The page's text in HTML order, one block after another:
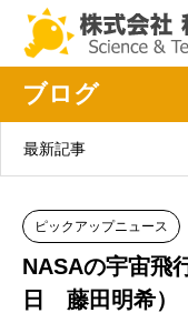
ブログ
最新記事
ピックアップニュース
NASAの宇宙飛
日 藤田明希）